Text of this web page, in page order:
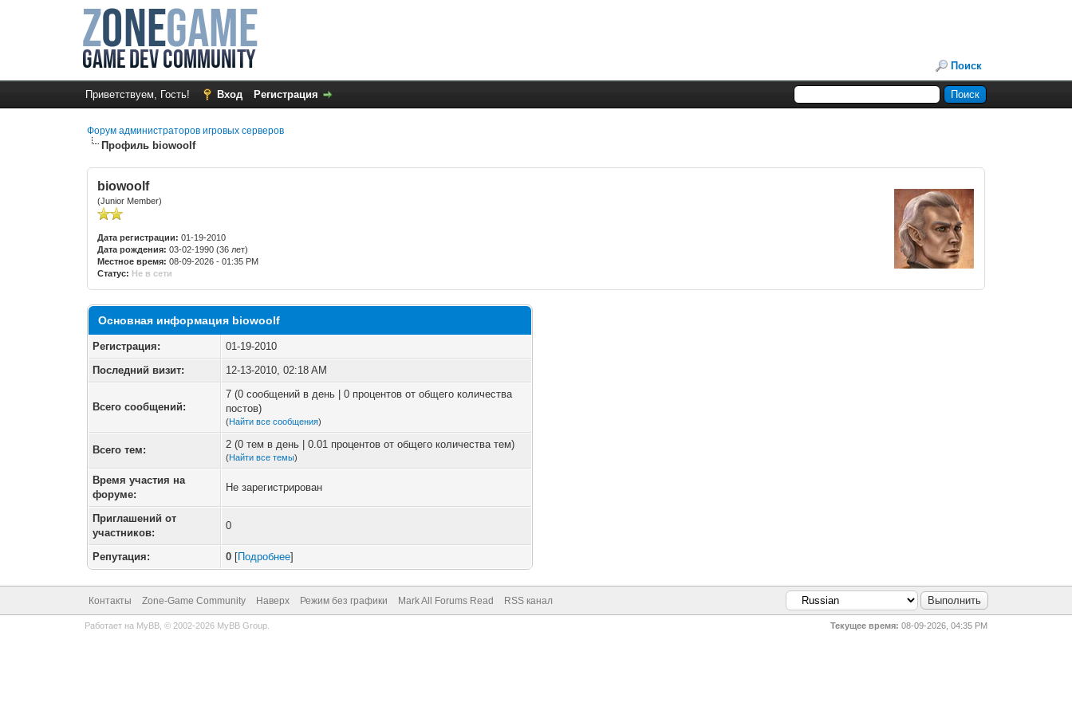
Поиск
Приветствуем, Гость! Вход Регистрация
Форум администраторов игровых серверов
Профиль biowoolf
biowoolf
(Junior Member)
Дата регистрации: 01-19-2010
Дата рождения: 03-02-1990 (36 лет)
Местное время: 08-09-2026 - 01:35 PM
Статус: Не в сети
Основная информация biowoolf
Регистрация:
01-19-2010
Последний визит:
12-13-2010, 02:18 AM
Всего сообщений:
7 (0 сообщений в день | 0 процентов от общего количества
постов)
(Найти все сообщения)
Всего тем: 2 (0 тем в день | 0.01 процентов от общего количества тем)
(Найти все темы)
Время участия на
форуме:
Не зарегистрирован
Приглашений от
участников:
0
Репутация: 0 [Подробнее]
Контакты Zone-Game Community Наверх Режим без графики Mark All Forums Read RSS канал
Текущее время: 08-09-2026, 04:35 PM
Работает на MyBB, © 2002-2026 MyBB Group.